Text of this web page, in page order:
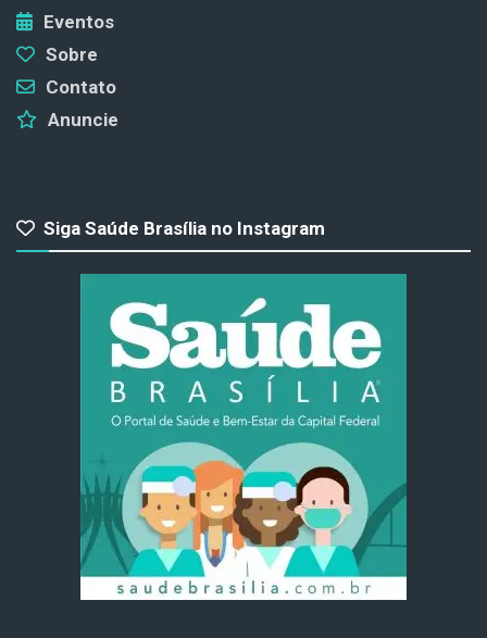
Eventos
Sobre
Contato
Anuncie
Siga Saúde Brasília no Instagram